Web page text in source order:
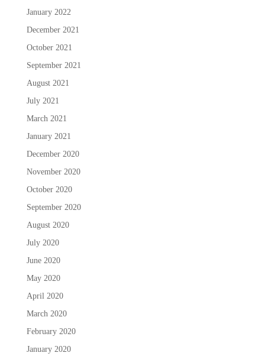
January 2022
December 2021
October 2021
September 2021
August 2021
July 2021
March 2021
January 2021
December 2020
November 2020
October 2020
September 2020
August 2020
July 2020
June 2020
May 2020
April 2020
March 2020
February 2020
January 2020